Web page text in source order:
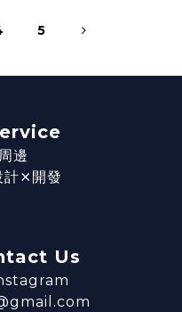
5
邊
⨯開發
Us